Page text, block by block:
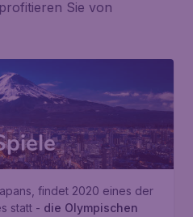
Sie von
findet 2020 eines der
statt - die Olympischen